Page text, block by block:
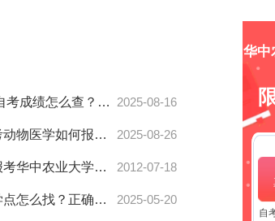
2025年华中农业大学自考成绩怎么查？已过科目分数速查攻略来了！ 2025-08-16
湖北华中农业大学自考动物医学如何报？学位条件全解析！ 2025-08-26
在读大专生可不可以报考华中农业大学自考本科 2012-07-18
华中农业大学自考助学点怎么找？正确选择技巧来了！ 2025-05-20
华中
自
交流群 公众号